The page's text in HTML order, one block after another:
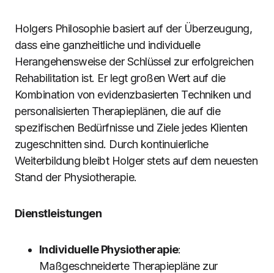
Holgers Philosophie basiert auf der Überzeugung,
dass eine ganzheitliche und individuelle
Herangehensweise der Schlüssel zur erfolgreichen
Rehabilitation ist. Er legt großen Wert auf die
Kombination von evidenzbasierten Techniken und
personalisierten Therapieplänen, die auf die
spezifischen Bedürfnisse und Ziele jedes Klienten
zugeschnitten sind. Durch kontinuierliche
Weiterbildung bleibt Holger stets auf dem neuesten
Stand der Physiotherapie.
Dienstleistungen
Individuelle Physiotherapie:
Maßgeschneiderte Therapiepläne zur